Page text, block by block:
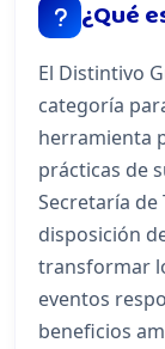
¿Qué
El Distintivo
categoría
herramienta
prácticas de
Secretaría
disposición
transformar
eventos
beneficios